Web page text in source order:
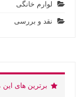
لوارم خانگی
نقد و بررسی
برترین های این